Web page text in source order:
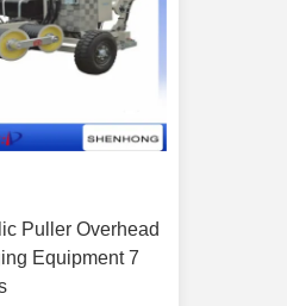
Puller Overhead
Equipment 7